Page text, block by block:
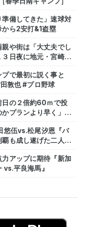
備してきた」速球対
ら2安打&1盗塁
親や街は「大丈夫でし
日夜に地元・宮崎県
で最初に説く事と
敦也 #プロ野球
日の２倍約60ｍで投
プランより早く」自
悠伍vs.松尾汐恩『バ
も成し遂げた二人
力アップに期待『新加
vs.平良海馬』